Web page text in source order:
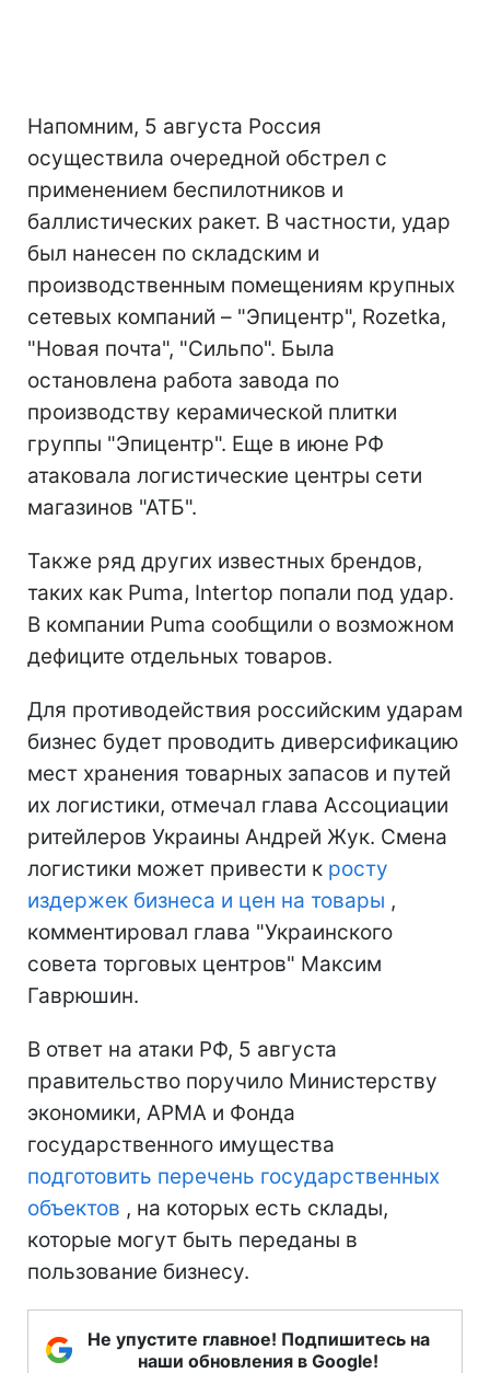
Напомним, 5 августа Россия
осуществила очередной обстрел с
применением беспилотников и
баллистических ракет. В частности, удар
был нанесен по складским и
производственным помещениям крупных
сетевых компаний – "Эпицентр", Rozetka,
"Новая почта", "Сильпо". Была
остановлена работа завода по
производству керамической плитки
группы "Эпицентр". Еще в июне РФ
атаковала логистические центры сети
магазинов "АТБ".
Также ряд других известных брендов,
таких как Puma, Intertop попали под удар.
В компании Puma сообщили о возможном
дефиците отдельных товаров.
Для противодействия российским ударам
бизнес будет проводить диверсификацию
мест хранения товарных запасов и путей
их логистики, отмечал глава Ассоциации
ритейлеров Украины Андрей Жук. Смена
логистики может привести к росту
издержек бизнеса и цен на товары ,
комментировал глава "Украинского
совета торговых центров" Максим
Гаврюшин.
В ответ на атаки РФ, 5 августа
правительство поручило Министерству
экономики, АРМА и Фонда
государственного имущества
подготовить перечень государственных
объектов , на которых есть склады,
которые могут быть переданы в
пользование бизнесу.
Не упустите главное! Подпишитесь на
наши обновления в Google!